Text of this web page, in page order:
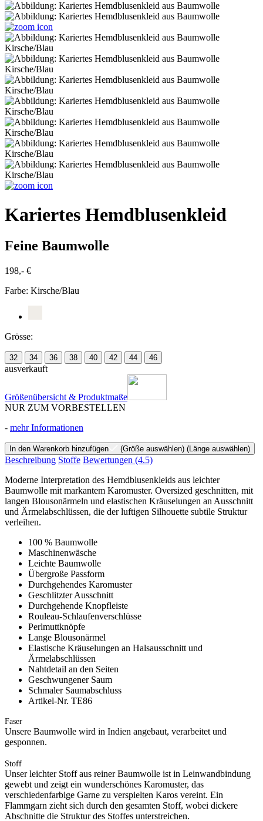
Kariertes Hemdblusenkleid
Feine Baumwolle
198,- €
Farbe: Kirsche/Blau
Grösse:
32 34 36 38 40 42 44 46
ausverkauft
Größenübersicht & Produktmaße
NUR ZUM VORBESTELLEN
- mehr Informationen
In den Warenkorb hinzufügen (Größe auswählen) (Länge auswählen)
Beschreibung Stoffe Bewertungen (4.5)
Moderne Interpretation des Hemdblusenkleids aus leichter
Baumwolle mit markantem Karomuster. Oversized geschnitten, mit
langen Blousonärmeln und elastischen Kräuselungen an Ausschnitt
und Ärmelabschlüssen, die der luftigen Silhouette subtile Struktur
verleihen.
100 % Baumwolle
Maschinenwäsche
Leichte Baumwolle
Übergroße Passform
Durchgehendes Karomuster
Geschlitzter Ausschnitt
Durchgehende Knopfleiste
Rouleau-Schlaufenverschlüsse
Perlmuttknöpfe
Lange Blousonärmel
Elastische Kräuselungen an Halsausschnitt und
Ärmelabschlüssen
Nahtdetail an den Seiten
Geschwungener Saum
Schmaler Saumabschluss
Artikel-Nr. TE86
Faser
Unsere Baumwolle wird in Indien angebaut, verarbeitet und
gesponnen.
Stoff
Unser leichter Stoff aus reiner Baumwolle ist in Leinwandbindung
gewebt und zeigt ein wunderschönes Karomuster, das
verschiedenfarbige Garne zu verspielten Karos vereint. Ein
Flammgarn zieht sich durch den gesamten Stoff, wobei dickere
Abschnitte die Struktur des Stoffes unterstreichen.